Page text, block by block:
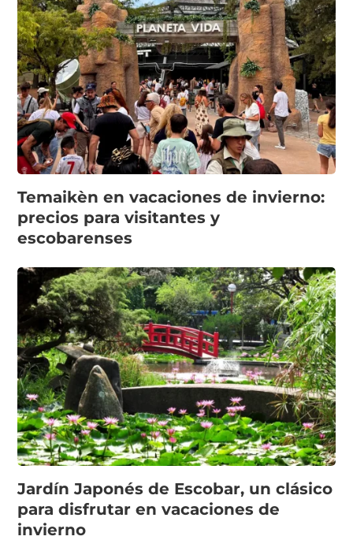
Temaikèn en vacaciones de invierno:
precios para visitantes y
escobarenses
Jardín Japonés de Escobar, un clásico
para disfrutar en vacaciones de
invierno